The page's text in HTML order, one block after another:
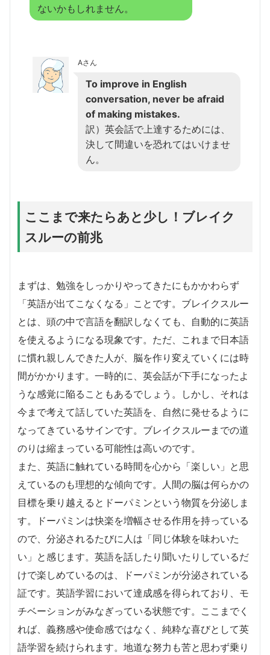
ないかもしれません。
Aさん
To improve in English
conversation, never be afraid
of making mistakes.
訳）英会話で上達するためには、
決して間違いを恐れてはいけませ
ん。
ここまで来たらあと少し！ブレイク
スルーの前兆
まずは、勉強をしっかりやってきたにもかかわらず
「英語が出てこなくなる」ことです。ブレイクスルー
とは、頭の中で言語を翻訳しなくても、自動的に英語
を使えるようになる現象です。ただ、これまで日本語
に慣れ親しんできた人が、脳を作り変えていくには時
間がかかります。一時的に、英会話が下手になったよ
うな感覚に陥ることもあるでしょう。しかし、それは
今まで考えて話していた英語を、自然に発せるように
なってきているサインです。ブレイクスルーまでの道
のりは縮まっている可能性は高いのです。
また、英語に触れている時間を心から「楽しい」と思
えているのも理想的な傾向です。人間の脳は何らかの
目標を乗り越えるとドーパミンという物質を分泌しま
す。ドーパミンは快楽を増幅させる作用を持っている
ので、分泌されるたびに人は「同じ体験を味わいた
い」と感じます。英語を話したり聞いたりしているだ
けで楽しめているのは、ドーパミンが分泌されている
証です。英語学習において達成感を得られており、モ
チベーションがみなぎっている状態です。ここまでく
れば、義務感や使命感ではなく、純粋な喜びとして英
語学習を続けられます。地道な努力も苦と思わず乗り